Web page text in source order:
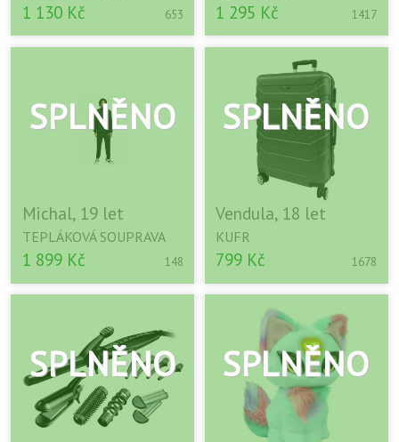
1 130 Kč 653 1 295 Kč 1417
Michal, 19 let
TEPLÁKOVÁ SOUPRAVA
1 899 Kč 148
Vendula, 18 let
KUFR
799 Kč 1678